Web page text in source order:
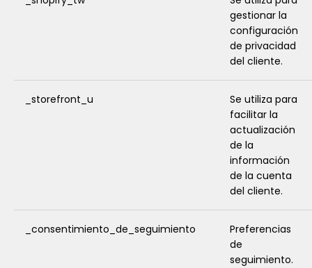
gestionar la
configuración
de privacidad
del cliente.
_storefront_u
Se utiliza para
facilitar la
actualización
de la
información
de la cuenta
del cliente.
_consentimiento_de_seguimiento
Preferencias
de
seguimiento.